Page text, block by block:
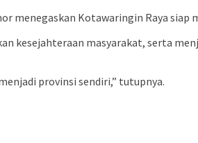
menegaskan Kotawaringin Raya
kesejahteraan masyarakat, serta
provinsi sendiri,” tutupnya.